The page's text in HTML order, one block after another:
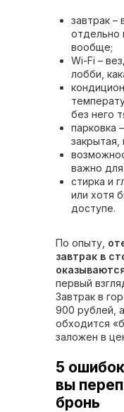
завтрак –
отдельно
вообще;
Wi-Fi –
лобби,
без него
парковка
закрытая,
важно
стирка и
или хотя
доступе.
По опыту,
завтрак в
первый
Завтрак в
900 рублей,
обходится
заложен в
5
вы
бронь